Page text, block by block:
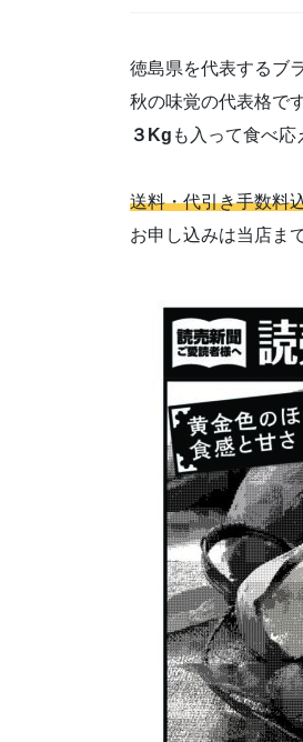
徳島県を代表するブ
秋の味覚の代表格です
３Kg も入って食べ応
送料・代引き手数料
お申し込みは当店ま